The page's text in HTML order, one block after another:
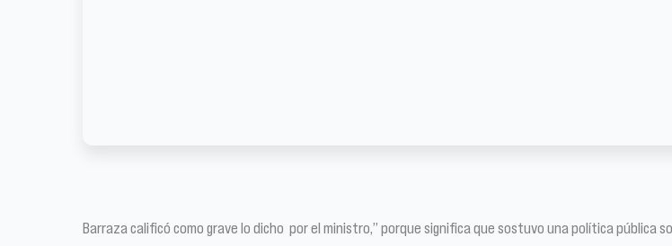
Barraza calificó como grave lo dicho por el ministro,” porque significa que sostuvo una política pública